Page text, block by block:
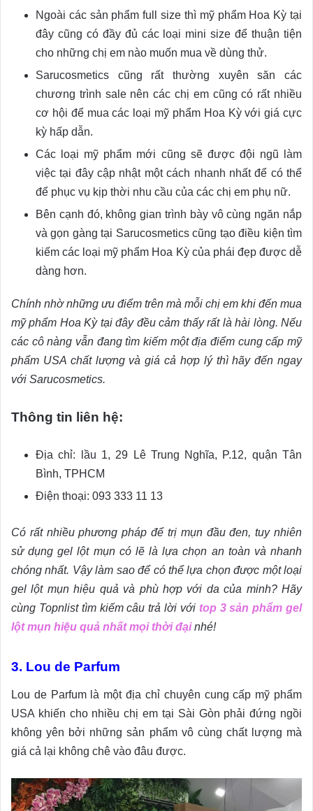
Ngoài các sản phẩm full size thì mỹ phẩm Hoa Kỳ tại
đây cũng có đầy đủ các loại mini size để thuận tiện
cho những chị em nào muốn mua về dùng thử.
Sarucosmetics cũng rất thường xuyên săn các
chương trình sale nên các chị em cũng có rất nhiều
cơ hội để mua các loại mỹ phẩm Hoa Kỳ với giá cực
kỳ hấp dẫn.
Các loại mỹ phẩm mới cũng sẽ được đội ngũ làm
việc tại đây cập nhật một cách nhanh nhất để có thể
để phục vụ kịp thời nhu cầu của các chị em phụ nữ.
Bên cạnh đó, không gian trình bày vô cùng ngăn nắp
và gọn gàng tại Sarucosmetics cũng tạo điều kiện tìm
kiếm các loại mỹ phẩm Hoa Kỳ của phái đẹp được dễ
dàng hơn.
Chính nhờ những ưu điểm trên mà mỗi chị em khi đến mua
mỹ phẩm Hoa Kỳ tại đây đều cảm thấy rất là hài lòng. Nếu
các cô nàng vẫn đang tìm kiếm một địa điểm cung cấp mỹ
phẩm USA chất lượng và giá cả hợp lý thì hãy đến ngay
với Sarucosmetics.
Thông tin liên hệ:
Địa chỉ: lầu 1, 29 Lê Trung Nghĩa, P.12, quận Tân
Bình, TPHCM
Điện thoại: 093 333 11 13
Có rất nhiều phương pháp để trị mụn đầu đen, tuy nhiên
sử dụng gel lột mụn có lẽ là lựa chọn an toàn và nhanh
chóng nhất. Vậy làm sao để có thể lựa chọn được một loại
gel lột mụn hiệu quả và phù hợp với da của minh? Hãy
cùng Topnlist tìm kiếm câu trả lời với top 3 sản phẩm gel
lột mụn hiệu quả nhất mọi thời đại nhé!
3. Lou de Parfum
Lou de Parfum là một địa chỉ chuyên cung cấp mỹ phẩm
USA khiến cho nhiều chị em tại Sài Gòn phải đứng ngồi
không yên bởi những sản phẩm vô cùng chất lượng mà
giá cả lại không chê vào đâu được.